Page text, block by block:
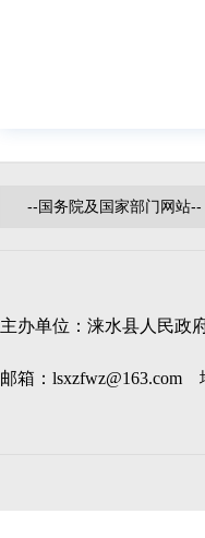
主办单位：涞水县人民政
邮箱：lsxzfwz@163.com